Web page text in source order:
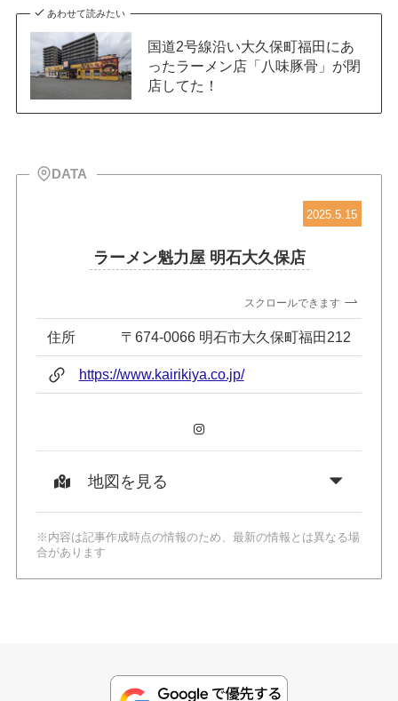
あわせて読みたい
国道2号線沿い大久保町福田にあ
ったラーメン店「八味豚骨」が閉
店してた！
DATA
2025.5.15
ラーメン魁力屋 明石大久保店
スクロールできます
住所 〒674-0066 明石市大久保町福田212
https://www.kairikiya.co.jp/
Instagram
地図を見る
※内容は記事作成時点の情報のため、最新の情報とは異なる場
合があります